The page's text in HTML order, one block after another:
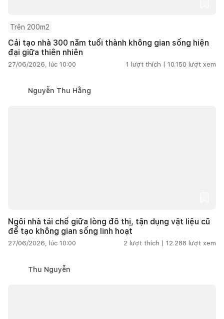
Trên 200m2
Cải tạo nhà 300 năm tuổi thành không gian sống hiện
đại giữa thiên nhiên
27/06/2026, lúc 10:00 1 lượt thích | 10.150 lượt xem
Nguyễn Thu Hằng
Ngôi nhà tái chế giữa lòng đô thị, tận dụng vật liệu cũ
để tạo không gian sống linh hoạt
27/06/2026, lúc 10:00 2 lượt thích | 12.288 lượt xem
Thu Nguyễn